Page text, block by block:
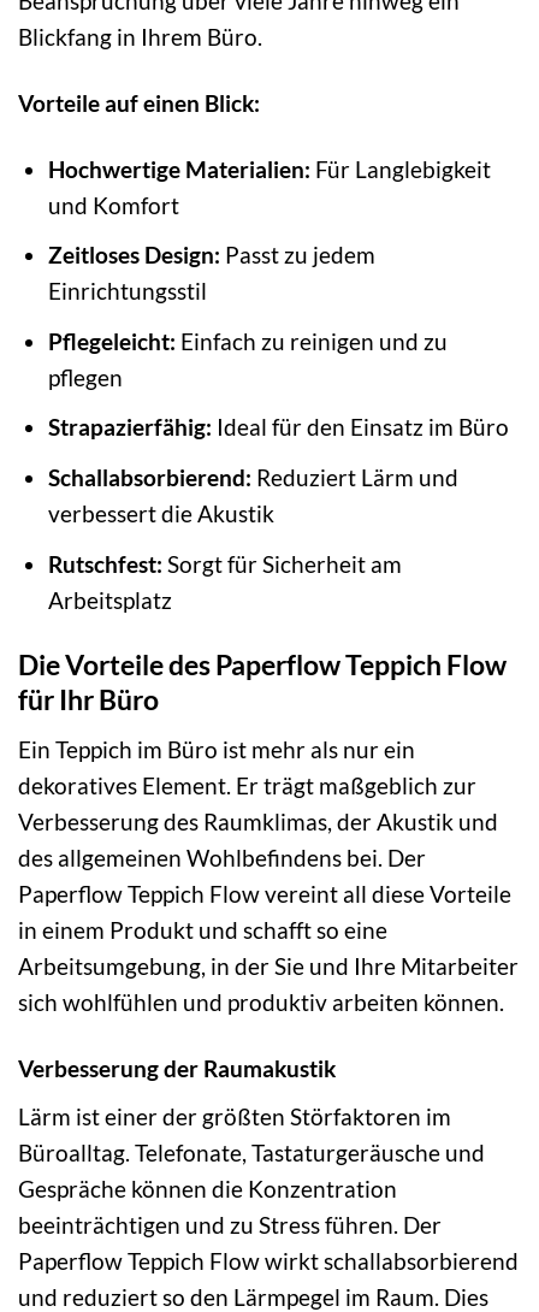
Blickfang in Ihrem Büro.
Vorteile auf einen Blick:
Hochwertige Materialien: Für Langlebigkeit
und Komfort
Zeitloses Design: Passt zu jedem
Einrichtungsstil
Pflegeleicht: Einfach zu reinigen und zu
pflegen
Strapazierfähig: Ideal für den Einsatz im Büro
Schallabsorbierend: Reduziert Lärm und
verbessert die Akustik
Rutschfest: Sorgt für Sicherheit am
Arbeitsplatz
Die Vorteile des Paperflow Teppich Flow
für Ihr Büro
Ein Teppich im Büro ist mehr als nur ein
dekoratives Element. Er trägt maßgeblich zur
Verbesserung des Raumklimas, der Akustik und
des allgemeinen Wohlbefindens bei. Der
Paperflow Teppich Flow vereint all diese Vorteile
in einem Produkt und schafft so eine
Arbeitsumgebung, in der Sie und Ihre Mitarbeiter
sich wohlfühlen und produktiv arbeiten können.
Verbesserung der Raumakustik
Lärm ist einer der größten Störfaktoren im
Büroalltag. Telefonate, Tastaturgeräusche und
Gespräche können die Konzentration
beeinträchtigen und zu Stress führen. Der
Paperflow Teppich Flow wirkt schallabsorbierend
und reduziert so den Lärmpegel im Raum. Dies